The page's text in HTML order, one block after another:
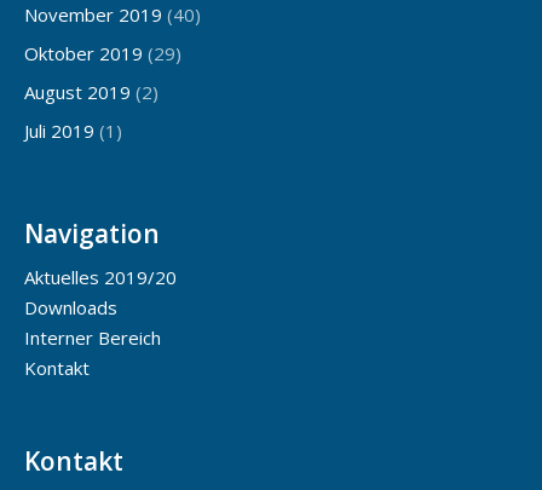
November 2019 (40)
Oktober 2019 (29)
August 2019 (2)
Juli 2019 (1)
Navigation
Aktuelles 2019/20
Downloads
Interner Bereich
Kontakt
Kontakt